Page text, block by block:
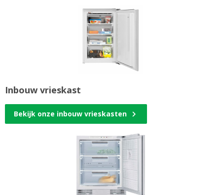
Inbouw vrieskast
Bekijk onze inbouw vrieskasten